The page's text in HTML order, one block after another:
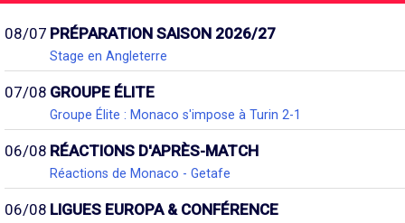
08/07 PRÉPARATION SAISON 2026/27
Stage en Angleterre
07/08 GROUPE ÉLITE
Groupe Élite : Monaco s'impose à Turin 2-1
06/08 RÉACTIONS D'APRÈS-MATCH
Réactions de Monaco - Getafe
06/08 LIGUES EUROPA & CONFÉRENCE